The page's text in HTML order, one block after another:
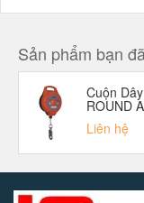
Sản phẩm bạn
Cuộn
ROUND
Liên hệ